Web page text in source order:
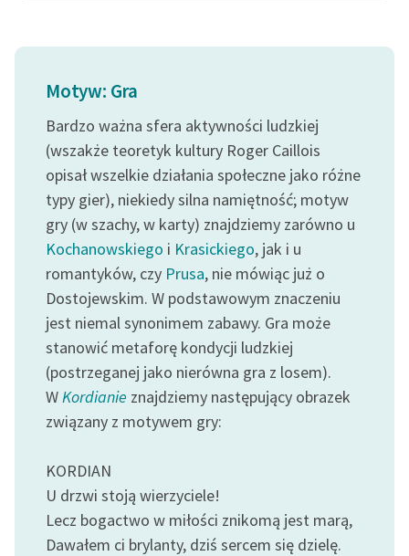
Zasady wykorzystania
Wolnych Lektur
Logotypy
Materiały promocyjne
Polityka prywatności
Regulamin biblioteki
Dane fundacji i
sprawozdania finansowe
Regulamin darowizn
Informacja o treściach
Deklaracja dostępności
Motyw: Gra
Bardzo ważna sfera aktywności ludzkiej
(wszakże teoretyk kultury Roger Caillois
opisał wszelkie działania społeczne jako różne
typy gier), niekiedy silna namiętność; motyw
gry (w szachy, w karty) znajdziemy zarówno u
Kochanowskiego i Krasickiego, jak i u
romantyków, czy Prusa, nie mówiąc już o
Dostojewskim. W podstawowym znaczeniu
jest niemal synonimem zabawy. Gra może
stanowić metaforę kondycji ludzkiej
(postrzeganej jako nierówna gra z losem).
WKordianie znajdziemy następujący obrazek
związany z motywem gry:
KORDIAN
U drzwi stoją wierzyciele!
Lecz bogactwo w miłości znikomą jest marą,
Dawałem ci brylanty, dziś sercem się dzielę.